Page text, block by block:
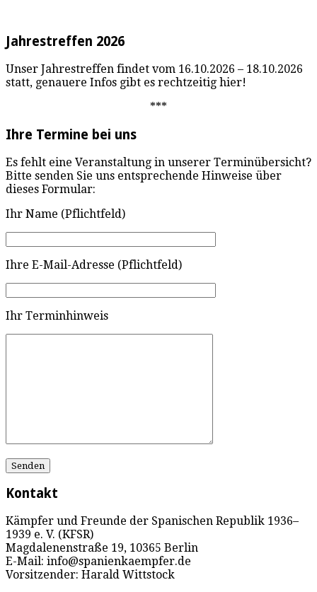
Jahrestreffen 2026
Unser Jahrestreffen findet vom 16.10.2026 – 18.10.2026
statt, genauere Infos gibt es rechtzeitig hier!
***
Ihre Termine bei uns
Es fehlt eine Veranstaltung in unserer Terminübersicht?
Bitte senden Sie uns entsprechende Hinweise über
dieses Formular:
Ihr Name (Pflichtfeld)
Ihre E-Mail-Adresse (Pflichtfeld)
Ihr Terminhinweis
Kontakt
Kämpfer und Freunde der Spanischen Republik 1936–
1939 e. V. (KFSR)
Magdalenenstraße 19, 10365 Berlin
E-Mail: info@spanienkaempfer.de
Vorsitzender: Harald Wittstock